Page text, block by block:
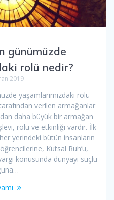
günümüzde
rolü nedir?
2019
yaşamlarımızdaki rolü
verilen armağanlar
daha büyük bir armağan
rolü ve etkinliği vardır. İlk
yerindeki bütün insanların
Kutsal Ruh’u,
konusunda dünyayı suçlu